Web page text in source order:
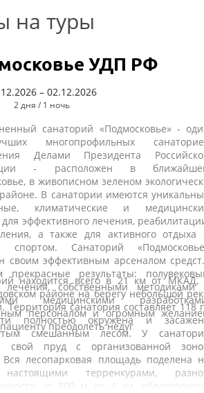
на туры
УДП РФ
– 02.12.2026
2 дня / 1 ночь
санаторий «Подмосковье» -
многопрофильных
Делами Президента
- расположен в
в живописном зеленом
В санатории имеются
климатические и
для эффективного лечения,
а также для активного отдыха
спортом. Санаторий
своим эффективным арсеналом
результаты:
лечения, собственными методиками
медицинскими
персоналом и огромным
преодолеть недуг
находится всего в 21 км от МКАД,
районе на берегу небольшой
Территория санатория составляет 118
полностью окружена и
смешанным лесом. У
свой пруд с организованной
Вся лесопарковая площадь поделена
терренкурами,
от 800 м до 4 км, облагорожена